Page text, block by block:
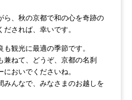
ら、秋の京都で和の心を奇跡の
されば、幸いです。
観光に最適の季節です。
兼ねて、どうぞ、京都の名刹
においでくださいね。
みんなで、みなさまのお越しを